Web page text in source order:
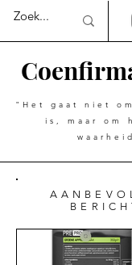
"Het gaat niet
is, maar om